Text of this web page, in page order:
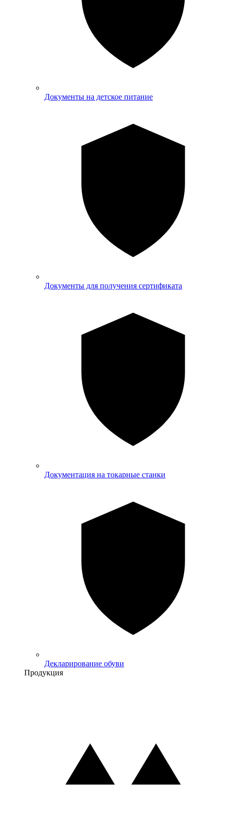
Документы на детское питание
Документы для получения сертификата
Документация на токарные станки
Декларирование обуви
Продукция